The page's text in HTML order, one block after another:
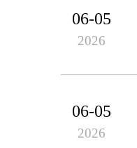
06-05
2026
06-05
2026